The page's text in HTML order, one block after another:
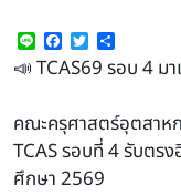
Line Facebook
Twitter
📣 TCAS69 รอบ 4 ม
คณะครุศาสตร์อุตสาห
TCAS รอบที่ 4 รับตร
ศึกษา 2569